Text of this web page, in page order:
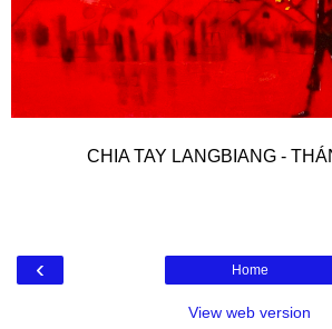
CHIA TAY LANGBIANG -
‹ Home
View web version